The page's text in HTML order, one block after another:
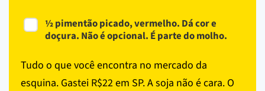
½ pimentão picado, vermelho. Dá cor e
doçura. Não é opcional. É parte do molho.
Tudo o que você encontra no mercado da
esquina. Gastei R$22 em SP. A soja não é cara. O